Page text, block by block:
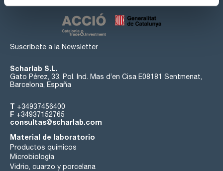
Suscríbete a la Newsletter
Scharlab S.L.
Gato Pérez, 33. Pol. Ind. Mas d’en Cisa E08181 Sentmenat,
Barcelona, España
T +34937456400
F +34937152765
consultas@scharlab.com
Material de laboratorio
Productos químicos
Microbiología
Vidrio, cuarzo y porcelana